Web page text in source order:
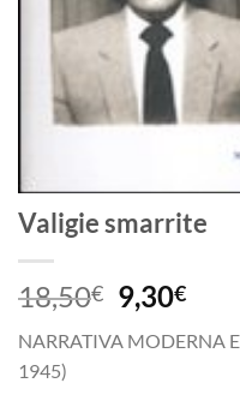
Valigie smarrite
18,50€ Il
prezzo
originale
9,30€Il
NARRATIVA MODERNA
1945)